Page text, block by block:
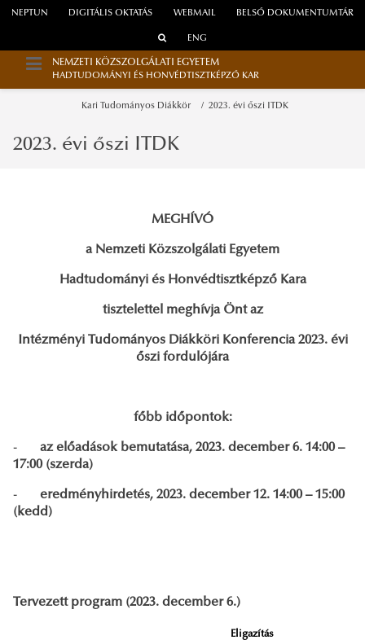
WEBMAIL
NEPTUN DIGITÁLIS OKTATÁS BELSŐ DOKUMENTUMTÁR
ENG
NEMZETI KÖZSZOLGÁLATI EGYETEM
HADTUDOMÁNYI ÉS HONVÉDTISZTKÉPZŐ KAR
Kari Tudományos Diákkör 2023. évi őszi ITDK
2023. évi őszi ITDK
MEGHÍVÓ
a Nemzeti Közszolgálati Egyetem
Hadtudományi és Honvédtisztképző Kara
tisztelettel meghívja Önt az
Intézményi Tudományos Diákköri Konferencia 2023. évi
őszi fordulójára
főbb időpontok:
- az előadások bemutatása, 2023. december 6. 14:00 –
17:00 (szerda)
- eredményhirdetés, 2023. december 12. 14:00 – 15:00
(kedd)
Tervezett program (2023. december 6.)
Eligazítás